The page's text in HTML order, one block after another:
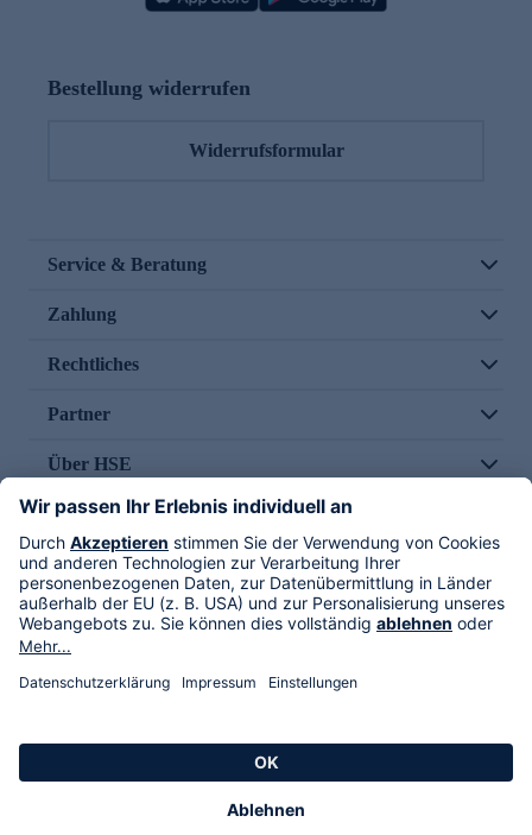
Bestellung widerrufen
Widerrufsformular
Service & Beratung
Zahlung
Rechtliches
Partner
Über HSE
Im TV
HSE International